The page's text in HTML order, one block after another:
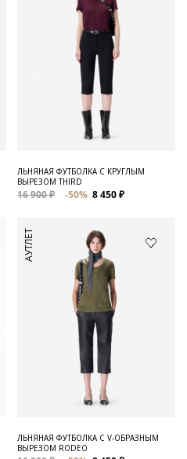
ЛЬНЯНАЯ ФУТБОЛКА С КРУГЛЫМ
ВЫРЕЗОМ THIRD
16 900 ₽ -50% 8 450 ₽
АУТЛЕТ
ЛЬНЯНАЯ ФУТБОЛКА С V-ОБРАЗНЫМ
ВЫРЕЗОМ RODEO